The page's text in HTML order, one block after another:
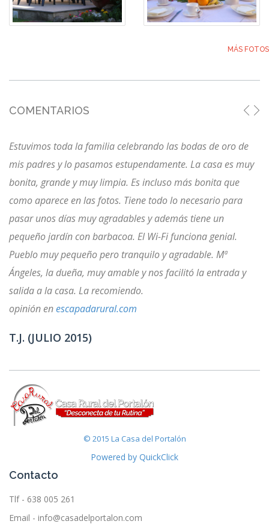
MÁS FOTOS
COMENTARIOS
Estuvimos toda la familia celebrando las bodas de oro de
mis padres y lo pasamos estupendamente. La casa es muy
bonita, grande y muy limpia. Es incluso más bonita que
como aparece en las fotos. Tiene todo lo necesario para
pasar unos días muy agradables y además tiene un
pequeño jardín con barbacoa. El Wi-Fi funciona genial.
Pueblo muy pequeño pero tranquilo y agradable. Mª
Ángeles, la dueña, muy amable y nos facilitó la entrada y
salida a la casa. La recomiendo.
opinión enescapadarural.com
T.J. (JULIO 2015)
© 2015 La Casa del Portalón
Powered by QuickClick
Contacto
Tlf - 638 005 261
Email - info@casadelportalon.com